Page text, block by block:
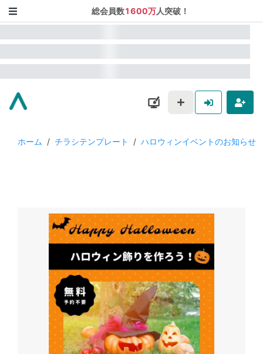
総会員数1600万人突破！
ホーム / チラシテンプレート / ハロウィンイベントのお知らせ